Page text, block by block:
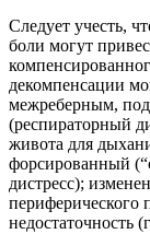
Следует учесть,
боли могут
декомпенсации
межреберным,
(респираторный
живота для
форсированный
дистресс);
периферического
недостаточность